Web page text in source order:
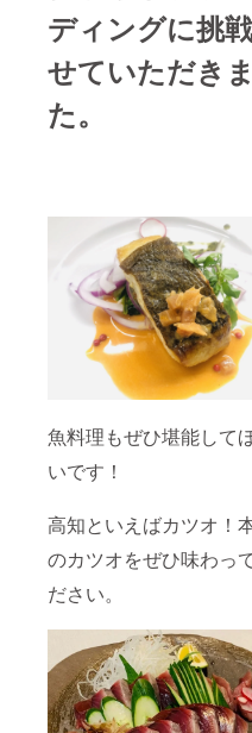
ディングに挑
せていただき
た。
魚料理もぜひ堪能して
いです！
高知といえばカツオ！
のカツオをぜひ味わっ
ださい。